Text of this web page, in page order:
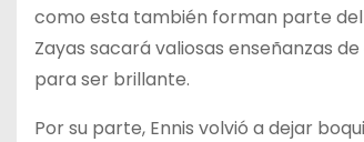
como esta también forman parte
Zayas sacará valiosas enseñanzas
para ser brillante.
Por su parte, Ennis volvió a dejar